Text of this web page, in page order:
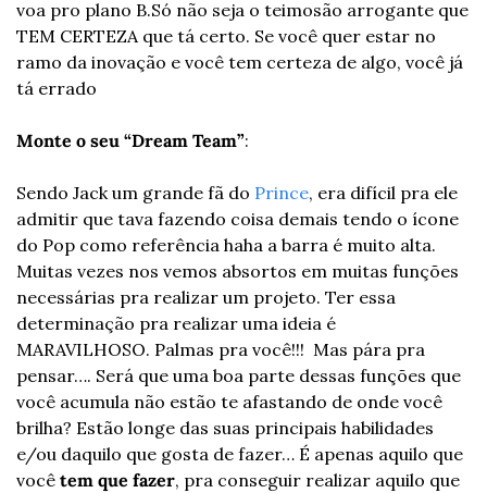
voa pro plano B.Só não seja o teimosão arrogante que
TEM CERTEZA que tá certo. Se você quer estar no
ramo da inovação e você tem certeza de algo, você já
tá errado
Monte o seu “Dream Team”:
Sendo Jack um grande fã do Prince, era difícil pra ele
admitir que tava fazendo coisa demais tendo o ícone
do Pop como referência haha a barra é muito alta.
Muitas vezes nos vemos absortos em muitas funções
necessárias pra realizar um projeto. Ter essa
determinação pra realizar uma ideia é
MARAVILHOSO. Palmas pra você!!!  Mas pára pra
pensar…. Será que uma boa parte dessas funções que
você acumula não estão te afastando de onde você
brilha? Estão longe das suas principais habilidades
e/ou daquilo que gosta de fazer… É apenas aquilo que
você tem que fazer, pra conseguir realizar aquilo que